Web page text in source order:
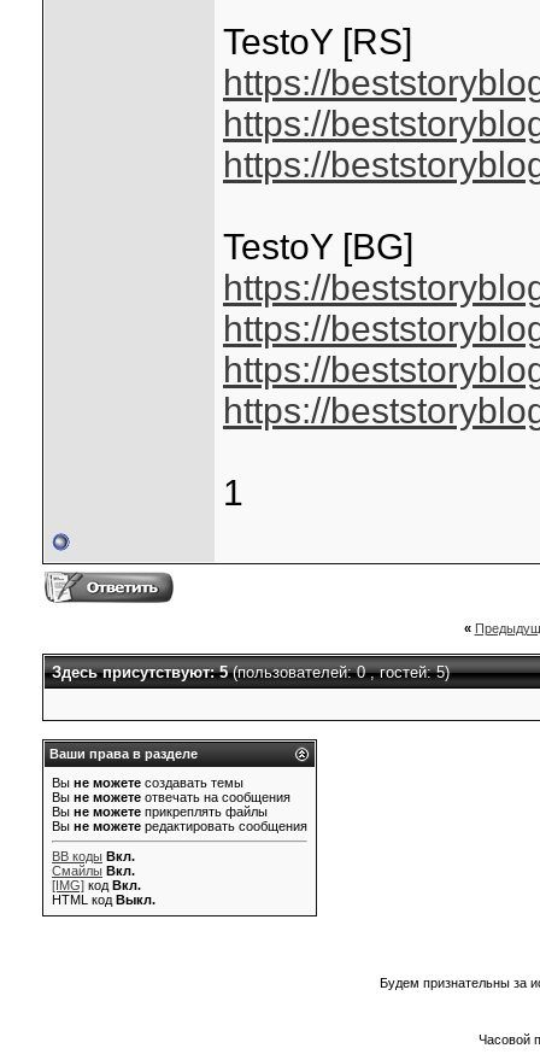
TestoY [RS]
https://
https://
https://
TestoY [BG]
https://
https://
https://
https://
1
«
Здесь присутствуют: 5(пользователей: 0 , гостей: 5)
Ваши права в разделе
Вы не можете создавать темы
Вы не можете отвечать на сообщения
Вы не можете прикреплять файлы
Вы не можете редактировать сообщения
BB коды Вкл.
Смайлы Вкл.
[IMG] код Вкл.
HTML код Выкл.
Будем признательны за
Часовой